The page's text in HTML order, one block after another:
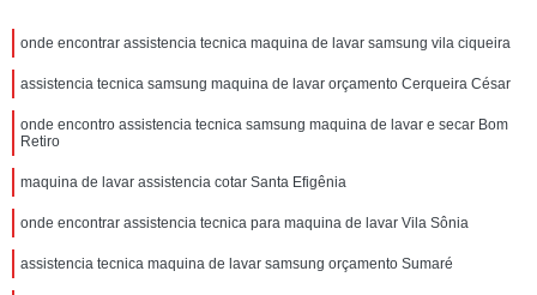
onde encontrar assistencia tecnica maquina de lavar samsung vila ciqueira
assistencia tecnica samsung maquina de lavar orçamento Cerqueira César
onde encontro assistencia tecnica samsung maquina de lavar e secar Bom
Retiro
maquina de lavar assistencia cotar Santa Efigênia
onde encontrar assistencia tecnica para maquina de lavar Vila Sônia
assistencia tecnica maquina de lavar samsung orçamento Sumaré